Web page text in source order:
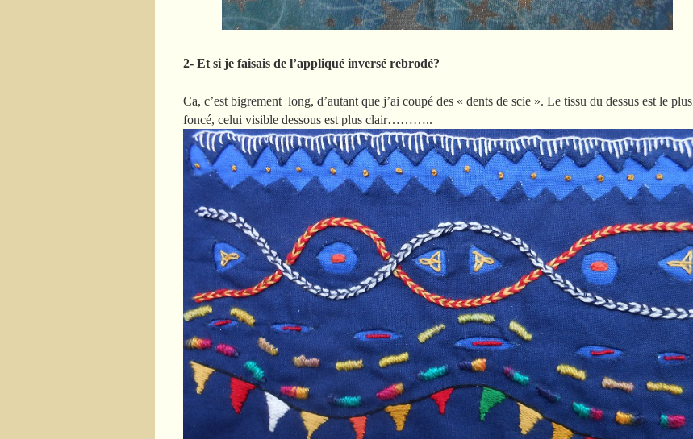
2- Et si je faisais de l’appliqué inversé rebrodé?
Ca, c’est bigrement long, d’autant que j’ai coupé des « dents de scie ». Le tissu du dessus est le plus
foncé, celui visible dessous est plus clair………..